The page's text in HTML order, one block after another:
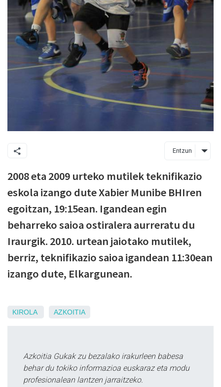
Entzun
2008 eta 2009 urteko mutilek teknifikazio
eskola izango dute Xabier Munibe BHIren
egoitzan, 19:15ean. Igandean egin
beharreko saioa ostiralera aurreratu du
Iraurgik. 2010. urtean jaiotako mutilek,
berriz, teknifikazio saioa igandean 11:30ean
izango dute, Elkargunean.
KIROLA AZKOITIA
Azkoitia Gukak zu bezalako irakurleen babesa
behar du tokiko informazioa euskaraz eta modu
profesionalean lantzen jarraitzeko.